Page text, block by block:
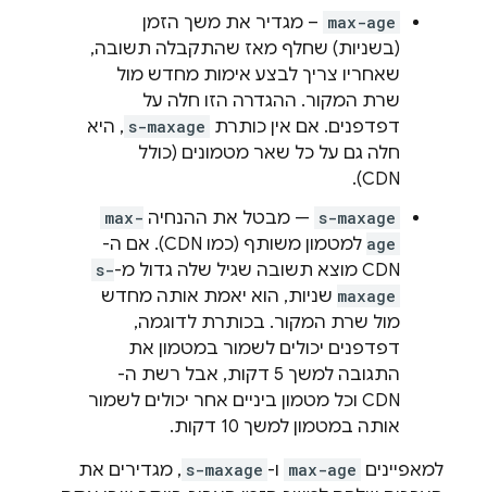
max-age – מגדיר את משך הזמן
(בשניות) שחלף מאז שהתקבלה תשובה,
שאחריו צריך לבצע אימות מחדש מול
שרת המקור. ההגדרה הזו חלה על
דפדפנים. אם אין כותרת s-maxage , היא
חלה גם על כל שאר מטמונים (כולל
CDN).
s-maxage — מבטל את ההנחיה max-
age
למטמון משותף (כמו CDN). אם ה-
CDN מוצא תשובה שגיל שלה גדול מ-
s-
maxage שניות, הוא יאמת אותה מחדש
מול שרת המקור. בכותרת לדוגמה,
דפדפנים יכולים לשמור במטמון את
התגובה למשך 5 דקות, אבל רשת ה-
CDN וכל מטמון ביניים אחר יכולים לשמור
אותה במטמון למשך 10 דקות.
למאפיינים max-age ו- s-maxage , מגדירים את